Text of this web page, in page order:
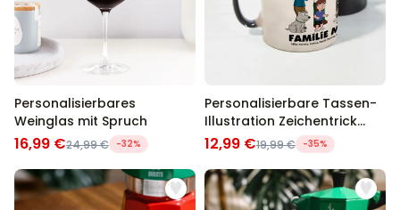
Personalisierbares
Weinglas mit Spruch
16,99 €24,99 € -32%
Personalisierbare Tassen-
Illustration Zeichentrick
Familie
12,99 €19,99 € -35%